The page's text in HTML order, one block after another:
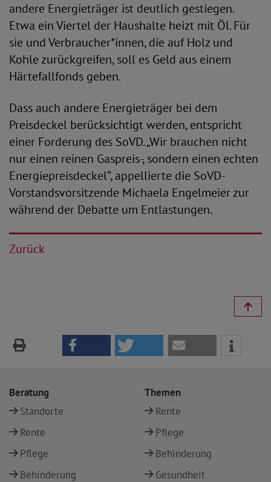
andere Energieträger ist deutlich gestiegen.
Etwa ein Viertel der Haushalte heizt mit Öl. Für
sie und Verbraucher*innen, die auf Holz und
Kohle zurückgreifen, soll es Geld aus einem
Härtefallfonds geben.
Dass auch andere Energieträger bei dem
Preisdeckel berücksichtigt werden, entspricht
einer Forderung des SoVD. „Wir brauchen nicht
nur einen reinen Gaspreis-, sondern einen echten
Energiepreisdeckel“, appellierte die SoVD-
Vorstandsvorsitzende Michaela Engelmeier zur
während der Debatte um Entlastungen.
Zurück
Beratung
Standorte
Rente
Pflege
Behinderung
Themen
Rente
Pflege
Behinderung
Gesundheit